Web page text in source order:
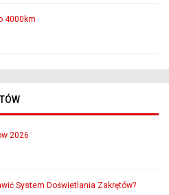
4000km
2026
System Doświetlania Zakrętów?